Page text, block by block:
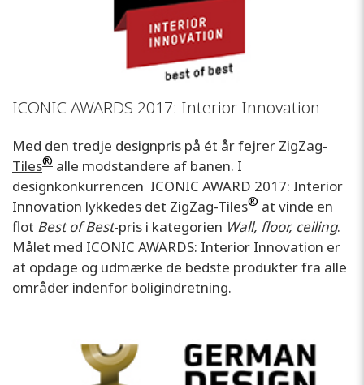
ICONIC AWARDS 2017: Interior Innovation
Med den tredje designpris på ét år fejrer ZigZag-
Tiles® alle modstandere af banen. I
designkonkurrencen ICONIC AWARD 2017: Interior
Innovation lykkedes det ZigZag-Tiles® at vinde en
flot Best of Best-pris i kategorien Wall, floor, ceiling.
Målet med ICONIC AWARDS: Interior Innovation er
at opdage og udmærke de bedste produkter fra alle
områder indenfor boligindretning.